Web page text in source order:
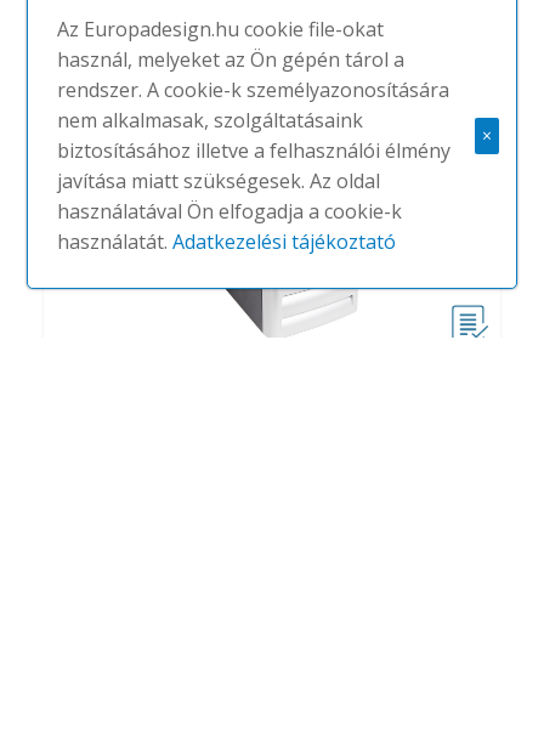
Az Europadesign.hu cookie file-okat
használ, melyeket az Ön gépén tárol a
rendszer. A cookie-k személyazonosítására
nem alkalmasak, szolgáltatásaink
biztosításához illetve a felhasználói élmény
javítása miatt szükségesek. Az oldal
használatával Ön elfogadja a cookie-k
használatát.Adatkezelési tájékoztató
×